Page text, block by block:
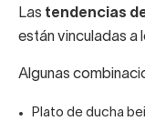
Las tendencias
están vinculadas a
Algunas
Plato de ducha